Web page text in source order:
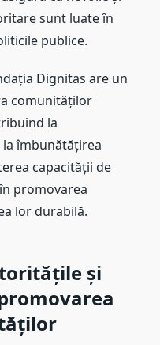
sunt luate în
publice.
Dignitas are un
comunităților
la
îmbunătățirea
capacității de
promovarea
lor durabilă.
și